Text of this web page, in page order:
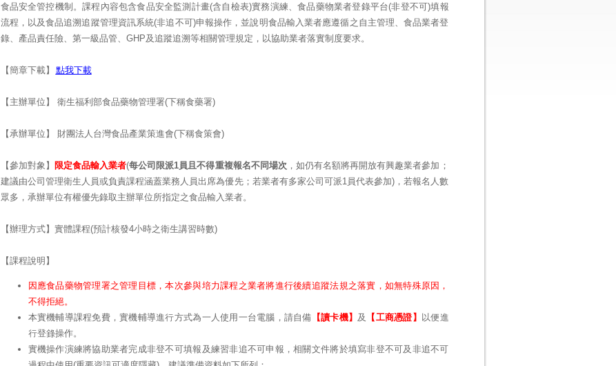
食品安全管控機制。課程內容包含食品安全監測計畫(含自檢表)實務演練、食品藥物業者登錄平台(非登不可)填報
流程，以及食品追溯追蹤管理資訊系統(非追不可)申報操作，並說明食品輸入業者應遵循之自主管理、食品業者登
錄、產品責任險、第一級品管、GHP及追蹤追溯等相關管理規定，以協助業者落實制度要求。
【簡章下載】 點我下載
【主辦單位】 衛生福利部食品藥物管理署(下稱食藥署)
【承辦單位】 財團法人台灣食品產業策進會(下稱食策會)
【參加對象】 限定食品輸入業者(每公司限派1員且不得重複報名不同場次，如仍有名額將再開放有興趣業者參加；
建議由公司管理衛生人員或負責課程涵蓋業務人員出席為優先；若業者有多家公司可派1員代表參加)，若報名人數
眾多，承辦單位有權優先錄取主辦單位所指定之食品輸入業者。
【辦理方式】實體課程(預計核發4小時之衛生講習時數)
【課程說明】
因應食品藥物管理署之管理目標，本次參與培力課程之業者將進行後續追蹤法規之落實，如無特殊原因，
不得拒絕。
本實機輔導課程免費，實機輔導進行方式為一人使用一台電腦，請自備 【讀卡機】 及 【工商憑證】
以便進
行登錄操作。
實機操作演練將協助業者完成非登不可填報及練習非追不可申報，相關文件將於填寫非登不可及非追不可